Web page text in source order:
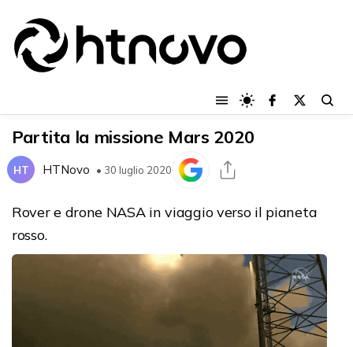
Partita la missione Mars 2020
HT HTNovo • 30 luglio 2020
Rover e drone NASA in viaggio verso il pianeta
rosso.